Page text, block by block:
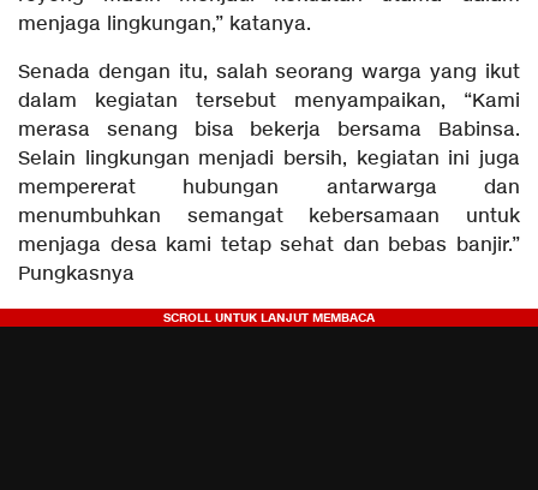
menjaga lingkungan,” katanya.
Senada dengan itu, salah seorang warga yang ikut
dalam kegiatan tersebut menyampaikan, “Kami
merasa senang bisa bekerja bersama Babinsa.
Selain lingkungan menjadi bersih, kegiatan ini juga
mempererat hubungan antarwarga dan
menumbuhkan semangat kebersamaan untuk
menjaga desa kami tetap sehat dan bebas banjir.”
Pungkasnya